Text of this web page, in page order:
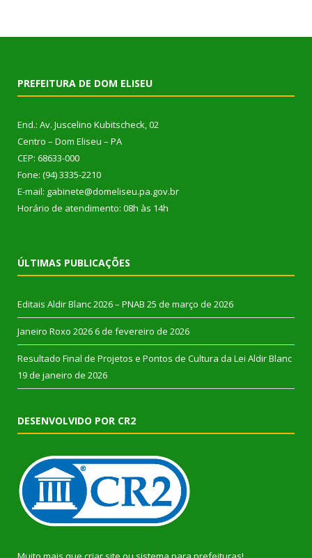
PREFEITURA DE DOM ELISEU
End.: Av. Juscelino Kubitscheck, 02
Centro – Dom Eliseu – PA
CEP: 68633-000
Fone: (94) 3335-2210
E-mail: gabinete@domeliseu.pa.gov.br
Horário de atendimento: 08h às 14h
ÚLTIMAS PUBLICAÇÕES
Editais Aldir Blanc 2026 – PNAB 25 de março de 2026
Janeiro Roxo 2026 6 de fevereiro de 2026
Resultado Final de Projetos e Pontos de Cultura da Lei Aldir Blanc
19 de janeiro de 2026
DESENVOLVIDO POR CR2